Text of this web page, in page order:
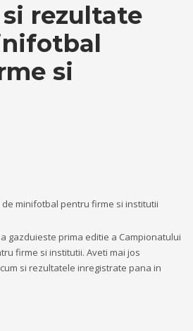
rezultate
si
gazduieste prima editie a Campionatului
firme si institutii. Aveti mai jos
si rezultatele inregistrate pana in